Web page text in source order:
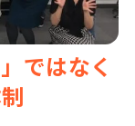
ではなく